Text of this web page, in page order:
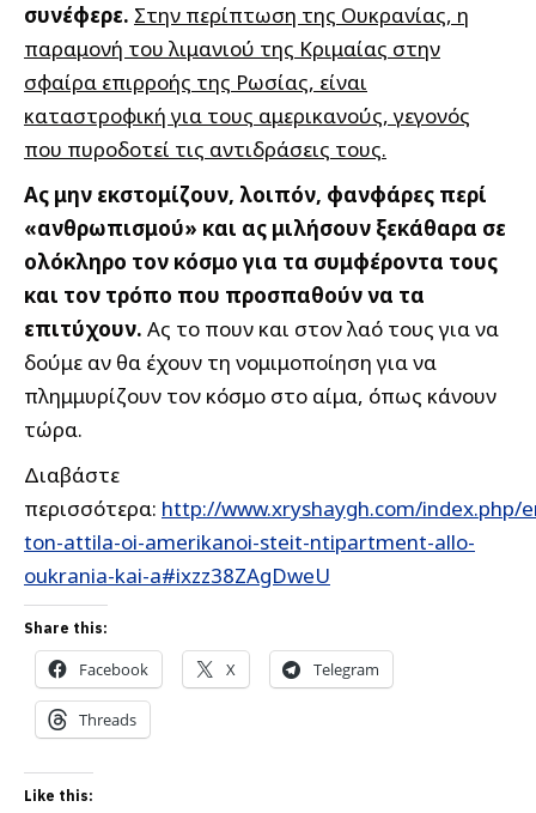
συνέφερε. Στην περίπτωση της Ουκρανίας, η
παραμονή του λιμανιού της Κριμαίας στην
σφαίρα επιρροής της Ρωσίας, είναι
καταστροφική για τους αμερικανούς, γεγονός
που πυροδοτεί τις αντιδράσεις τους.
Ας μην εκστομίζουν, λοιπόν, φανφάρες περί
«ανθρωπισμού» και ας μιλήσουν ξεκάθαρα σε
ολόκληρο τον κόσμο για τα συμφέροντα τους
και τον τρόπο που προσπαθούν να τα
επιτύχουν. Ας το πουν και στον λαό τους για να
δούμε αν θα έχουν τη νομιμοποίηση για να
πλημμυρίζουν τον κόσμο στο αίμα, όπως κάνουν
τώρα.
Διαβάστε
περισσότερα: http://www.xryshaygh.com/index.php/
ton-attila-oi-amerikanoi-steit-ntipartment-allo-
oukrania-kai-a#ixzz38ZAgDweU
Share this:
Facebook X Telegram
Threads
Like this: